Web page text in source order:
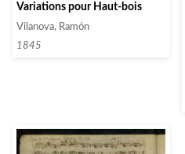
Variations pour Haut-bois
Vilanova, Ramón
1845